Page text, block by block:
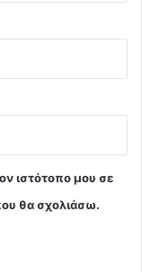
ιστότοπο μου σε
θα σχολιάσω.